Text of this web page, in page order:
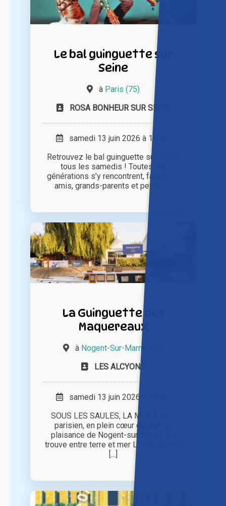
Le bal guinguette sur
Seine
à Paris (75)
ROSA BONHEUR SUR SEINE
samedi 13 juin 2026 à 13h00
Retrouvez le bal guinguette sur Seine
tous les samedis ! Toutes les
générations s’y rencontrent, famille et
amis, grands-parents et petits [...]
La Guinguette des
Maquereaux
à Nogent-Sur-Marne (94)
LES ALCYONS
samedi 13 juin 2026 à 12h00
SOUS LES SAULES, LA MER À l’est
parisien, en plein cœur du port de
plaisance de Nogent-sur-Marne, se
trouve entre terre et mer La Guinguette
[...]